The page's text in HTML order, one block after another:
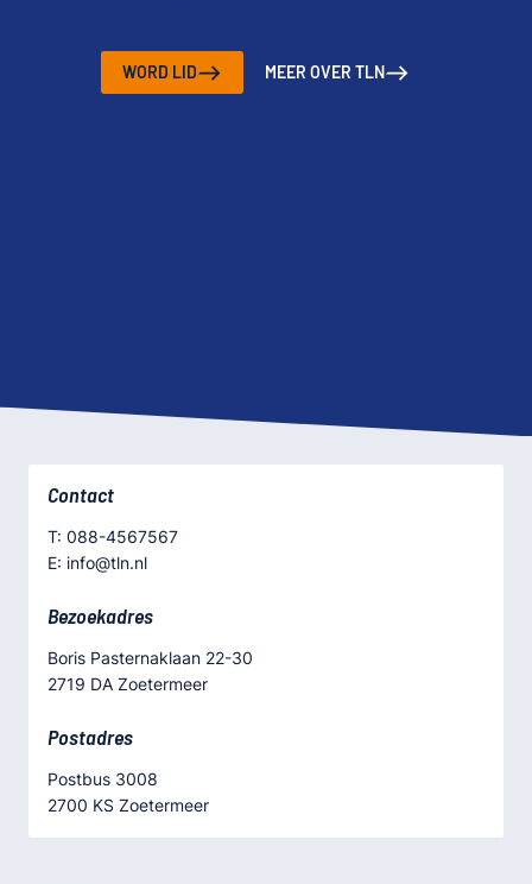
WORD LID MEER OVER TLN
Contact
T: 088-4567567
E: info@tln.nl
Bezoekadres
Boris Pasternaklaan 22-30
2719 DA Zoetermeer
Postadres
Postbus 3008
2700 KS Zoetermeer